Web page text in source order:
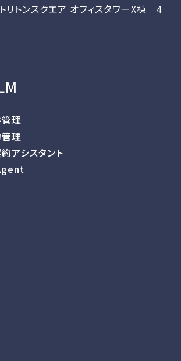
リトンスクエア オフィスタワーX棟 4
理
理
アシスタント